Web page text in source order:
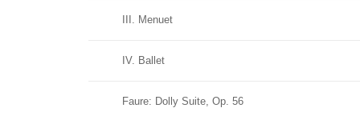
III. Menuet
IV. Ballet
Faure: Dolly Suite, Op. 56